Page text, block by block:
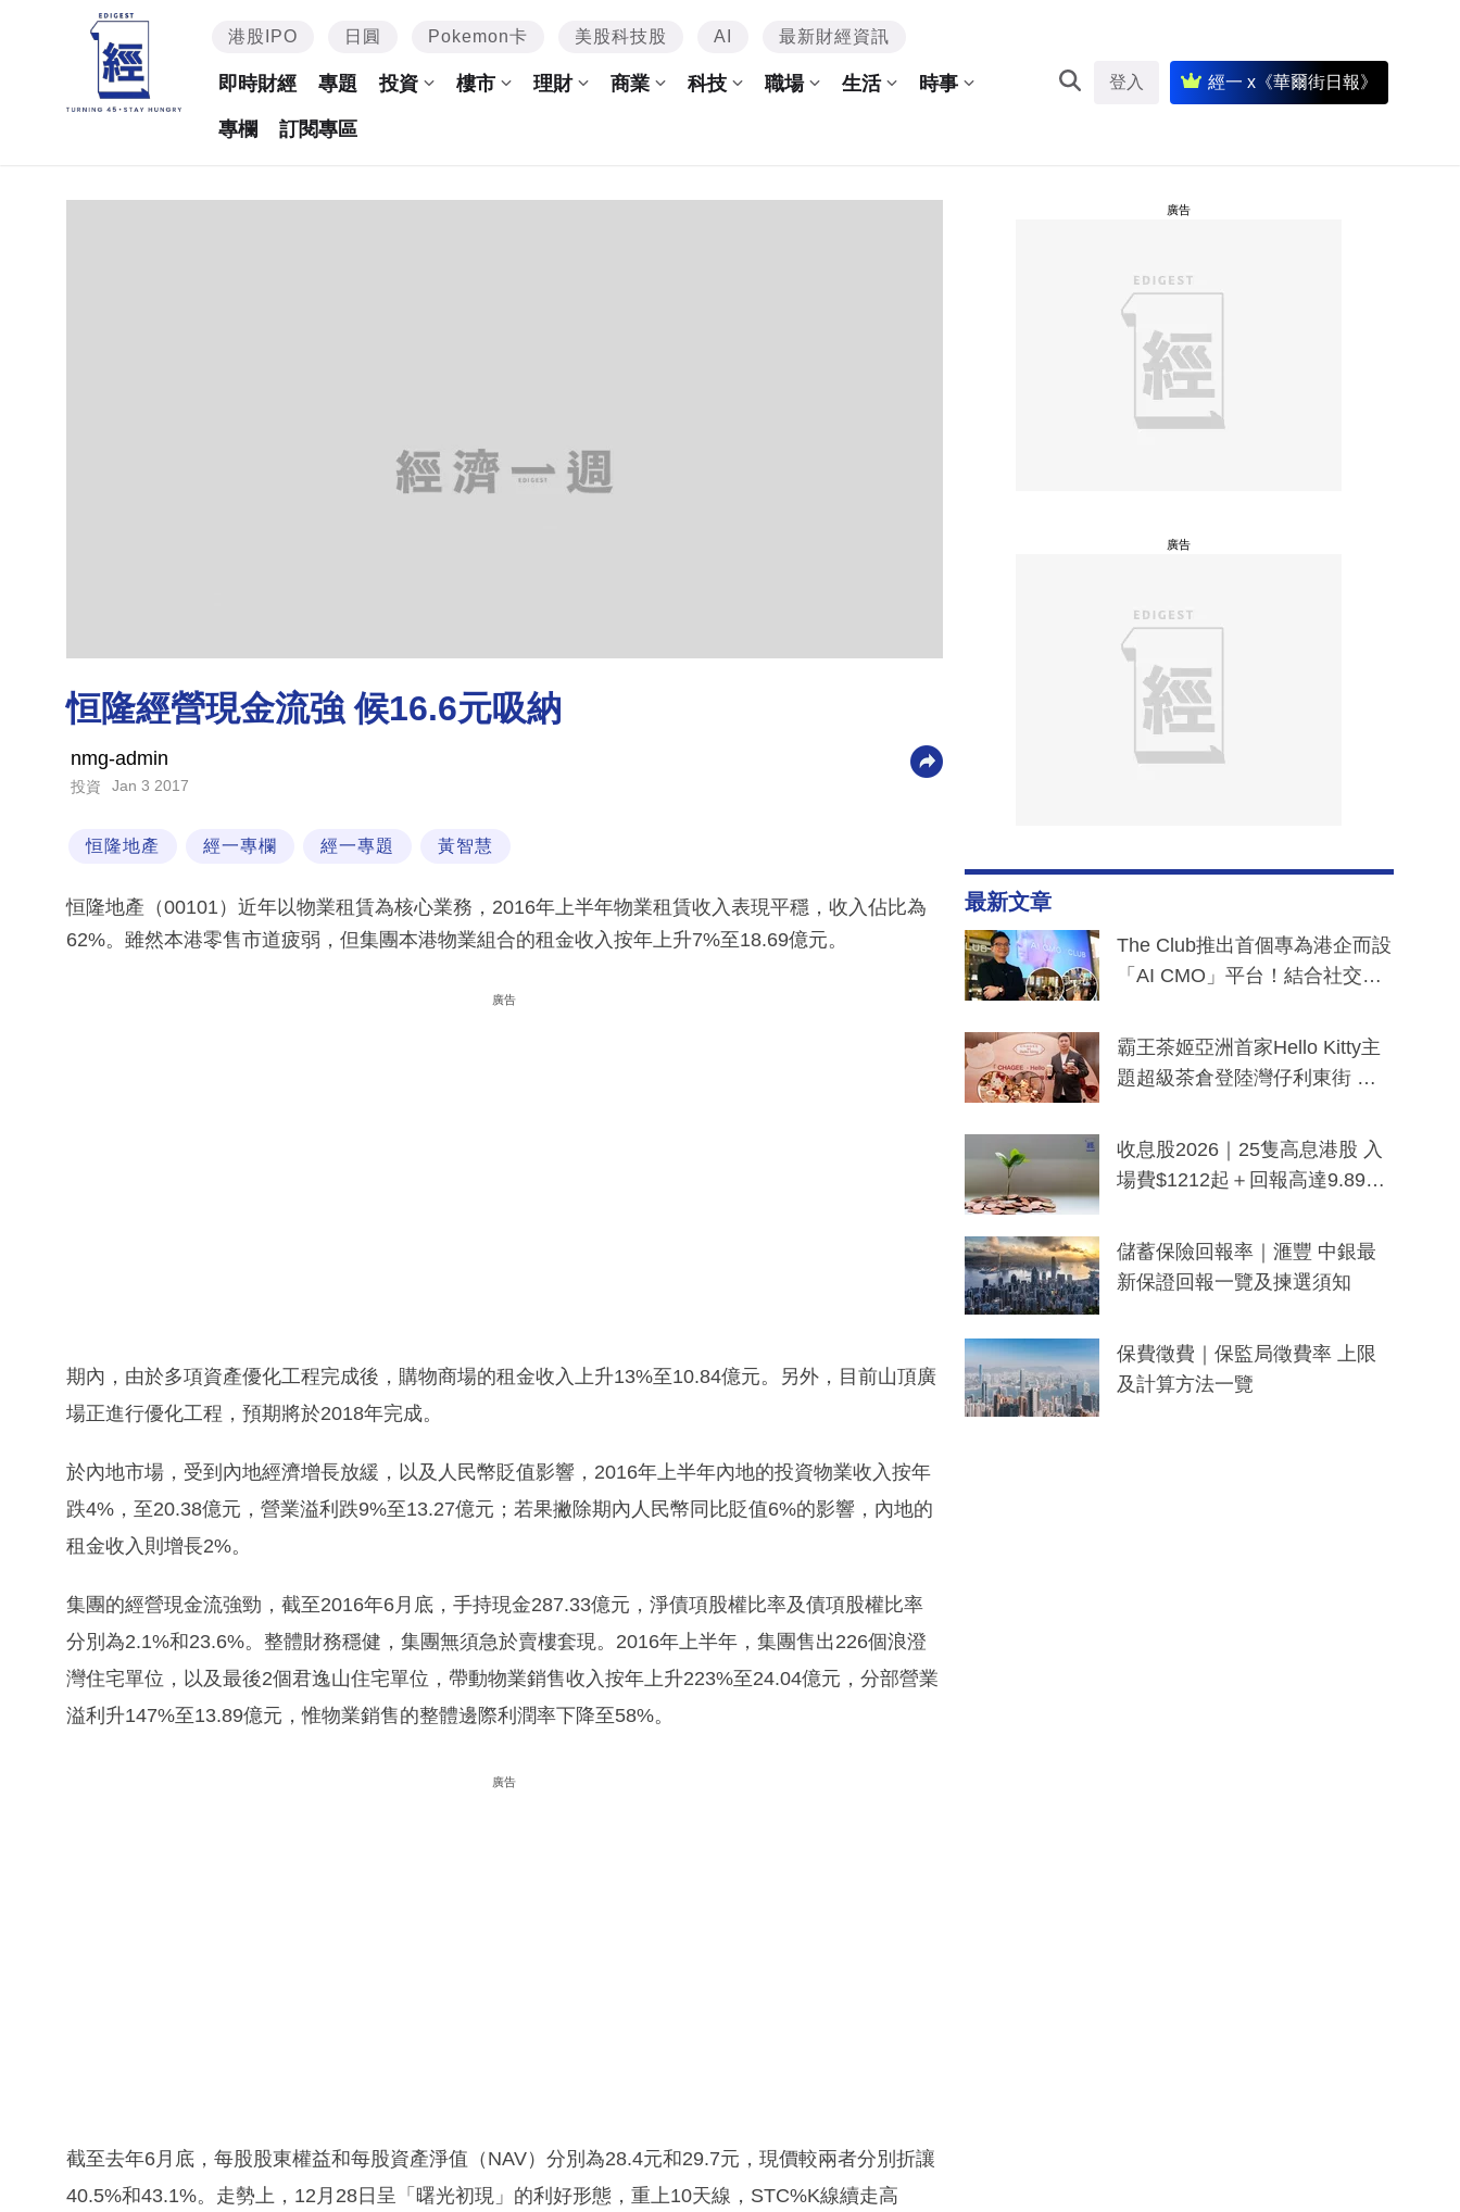
港股IPO 日圓 Pokemon卡 美股科技股 AI 最新財經資訊
即時財經 專題 投資 樓市 理財 商業 科技 職場 生活 時事
專欄 訂閱專區
登入 經一 x《華爾街日報》
恒隆經營現金流強 候16.6元吸納
nmg-admin
投資 Jan 3 2017
恒隆地產 經一專欄 經一專題 黃智慧
恒隆地產（00101）近年以物業租賃為核心業務，2016年上半年物業租賃收入表現平穩，收入佔比為
62%。雖然本港零售市道疲弱，但集團本港物業組合的租金收入按年上升7%至18.69億元。
廣告
期內，由於多項資產優化工程完成後，購物商場的租金收入上升13%至10.84億元。另外，目前山頂廣
場正進行優化工程，預期將於2018年完成。
於內地市場，受到內地經濟增長放緩，以及人民幣貶值影響，2016年上半年內地的投資物業收入按年
跌4%，至20.38億元，營業溢利跌9%至13.27億元；若果撇除期內人民幣同比貶值6%的影響，內地的
租金收入則增長2%。
集團的經營現金流強勁，截至2016年6月底，手持現金287.33億元，淨債項股權比率及債項股權比率
分別為2.1%和23.6%。整體財務穩健，集團無須急於賣樓套現。2016年上半年，集團售出226個浪澄
灣住宅單位，以及最後2個君逸山住宅單位，帶動物業銷售收入按年上升223%至24.04億元，分部營業
溢利升147%至13.89億元，惟物業銷售的整體邊際利潤率下降至58%。
廣告
截至去年6月底，每股股東權益和每股資產淨值（NAV）分別為28.4元和29.7元，現價較兩者分別折讓
40.5%和43.1%。走勢上，12月28日呈「曙光初現」的利好形態，重上10天線，STC%K線續走高
廣告
廣告
最新文章
The Club推出首個專為港企而設
「AI CMO」平台！結合社交聆
分鐘生成「貼地」宣傳短片
霸王茶姬亞洲首家Hello Kitty主
題超級茶倉登陸灣仔利東街 推
y及香港限定特調系列
收息股2026｜25隻高息港股 入
場費$1212起＋回報高達9.89
儲蓄保險回報率｜滙豐 中銀最
新保證回報一覽及揀選須知
保費徵費｜保監局徵費率 上限
及計算方法一覽